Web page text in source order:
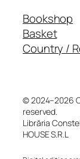
Bookshop
Basket
Country /
© 2024–2026
reserved.
Librăria
HOUSE S.R.L